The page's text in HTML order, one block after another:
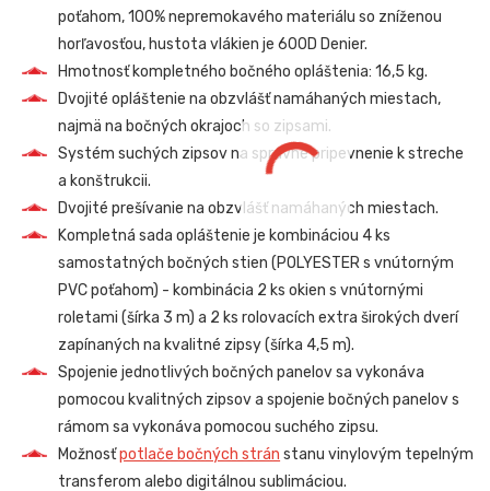
poťahom, 100% nepremokavého materiálu so zníženou
horľavosťou, hustota vlákien je 600D Denier.
Hmotnosť kompletného bočného opláštenia: 16,5 kg.
Dvojité opláštenie na obzvlášť namáhaných miestach,
najmä na bočných okrajoch so zipsami.
Systém suchých zipsov na správne pripevnenie k streche
a konštrukcii.
Dvojité prešívanie na obzvlášť namáhaných miestach.
Kompletná sada opláštenie je kombináciou 4 ks
samostatných bočných stien (POLYESTER s vnútorným
PVC poťahom) - kombinácia 2 ks okien s vnútornými
roletami (šírka 3 m) a 2 ks rolovacích extra širokých dverí
zapínaných na kvalitné zipsy (šírka 4,5 m).
Spojenie jednotlivých bočných panelov sa vykonáva
pomocou kvalitných zipsov a spojenie bočných panelov s
rámom sa vykonáva pomocou suchého zipsu.
Možnosťpotlače bočných strán stanu vinylovým tepelným
transferom alebo digitálnou sublimáciou.